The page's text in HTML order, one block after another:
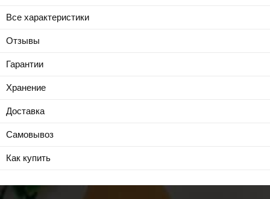
Все характеристики
Отзывы
Гарантии
Хранение
Доставка
Самовывоз
Как купить